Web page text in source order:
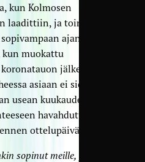
kun Kolmosen
laadittiin, ja toinen
ajankohtaan
muokattu
jälkeen.
asiaan ei siellä
usean kuukauden ajan
havahduttiin
ottelupäivää.
sopinut meille, jos sitä